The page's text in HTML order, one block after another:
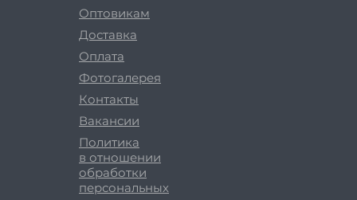
Оптовикам
Доставка
Оплата
Фотогалерея
Контакты
Вакансии
Политика
в отношении
обработки
персональных